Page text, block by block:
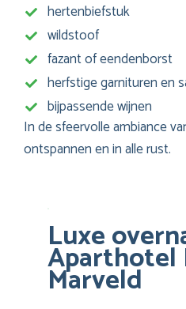
hertenbiefstuk
wildstoof
fazant of eendenborst
herfstige garnituren en
bijpassende wijnen
In de sfeervolle ambiance
ontspannen en in alle rust.
Luxe
Aparthotel
Marveld